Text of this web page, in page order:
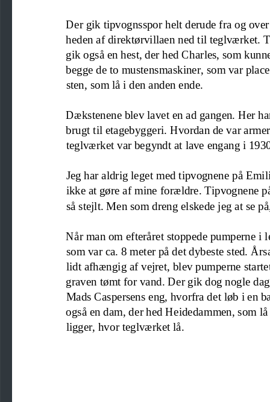
Der gik tipvognsspor helt derude fra og
heden af direktørvillaen ned til teglværket.
gik også en hest, der hed Charles, som
begge de to mustensmaskiner, som var
sten, som lå i den anden ende.
Dækstenene blev lavet en ad gangen. Her
brugt til etagebyggeri. Hvordan de var
teglværket var begyndt at lave engang i
Jeg har aldrig leget med tipvognene på
ikke at gøre af mine forældre. Tipvognene
så stejlt. Men som dreng elskede jeg at se
Når man om efteråret stoppede pumperne
som var ca. 8 meter på det dybeste sted. Å
lidt afhængig af vejret blev pumperne
graven tømt for vand. Der gik dog nogle
Mads Caspersens eng, hvorfra det løb i
også en dam, der hed Heidedammen, som
ligger, hvor teglværket lå.